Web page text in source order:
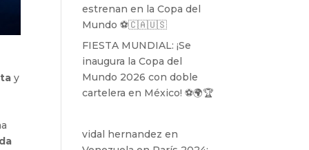
y
estrenan en la Copa del
Mundo ⚽️🇨🇦🇺🇸
FIESTA MUNDIAL: ¡Se
inaugura la Copa del
Mundo 2026 con doble
cartelera en México! ⚽️🌍🏆
vidal hernandez en